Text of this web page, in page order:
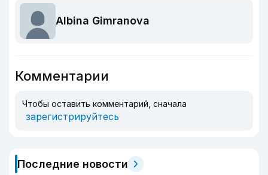
Albina Gimranova
Комментарии
Чтобы оставить комментарий, сначала
зарегистрируйтесь
Последние новости